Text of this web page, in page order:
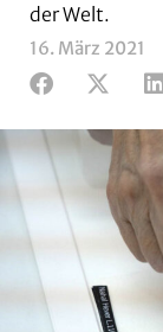
der Welt.
16. März 2021